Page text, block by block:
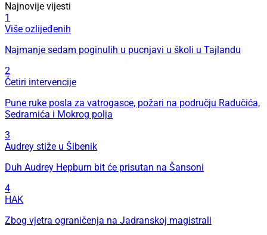
Najnovije vijesti
1
Više ozlijeđenih
Najmanje sedam poginulih u pucnjavi u školi u Tajlandu
2
Četiri intervencije
Pune ruke posla za vatrogasce, požari na području Radučića,
Sedramića i Mokrog polja
3
Audrey stiže u Šibenik
Duh Audrey Hepburn bit će prisutan na Šansoni
4
HAK
Zbog vjetra ograničenja na Jadranskoj magistrali